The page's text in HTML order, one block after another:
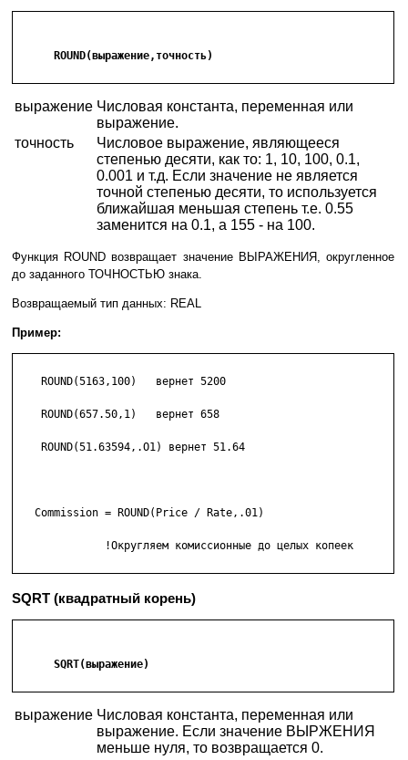
      ROUND(выражение,точность)
выражение Числовая константа, переменная или
выражение.
точность
Числовое выражение, являющееся
степенью десяти, как то: 1, 10, 100, 0.1,
0.001 и т.д. Если значение не является
точной степенью десяти, то используется
ближайшая меньшая степень т.е. 0.55
заменится на 0.1, а 155 - на 100.
Функция ROUND возвращает значение ВЫРАЖЕНИЯ, округленное
до заданного ТОЧНОСТЬЮ знака.
Возвращаемый тип данных: REAL
Пример:
    ROUND(5163,100)   вернет 5200
    ROUND(657.50,1)   вернет 658
    ROUND(51.63594,.O1) вернет 51.64
   Commission = ROUND(Price / Rate,.01)
              !Округляем комиссионные до целых копеек
SQRT (квадратный корень)
      SQRT(выражение)
выражение Числовая константа, переменная или
выражение. Если значение ВЫРЖЕНИЯ
меньше нуля, то возвращается 0.